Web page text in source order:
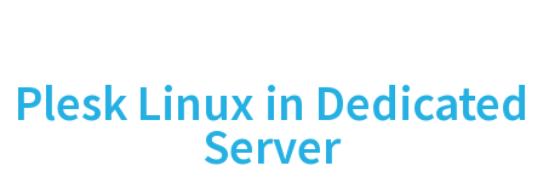
Plesk Linux in Dedicated
Server